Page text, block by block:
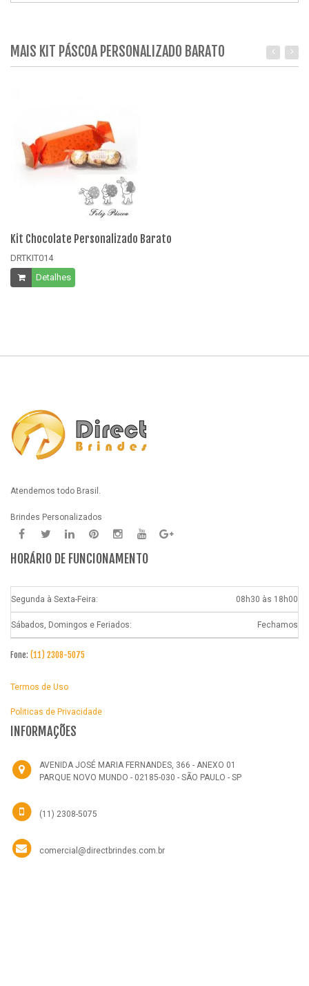
MAIS KIT PÁSCOA PERSONALIZADO BARATO
Kit Chocolate Personalizado Barato
DRTKIT014
Detalhes
Atendemos todo Brasil.
Brindes Personalizados
HORÁRIO DE FUNCIONAMENTO
Segunda à Sexta-Feira: 08h30 às 18h00
Sábados, Domingos e Feriados: Fechamos
Fone: (11) 2308-5075
Termos de Uso
Politicas de Privacidade
INFORMAÇÕES
AVENIDA JOSÉ MARIA FERNANDES, 366 - ANEXO 01
PARQUE NOVO MUNDO - 02185-030 - SÃO PAULO - SP
(11) 2308-5075
comercial@directbrindes.com.br